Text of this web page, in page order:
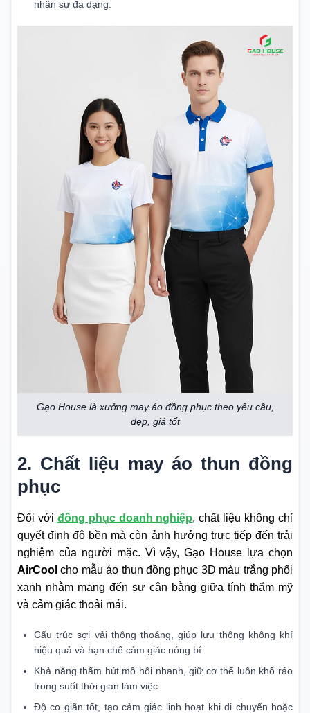
nhân sự đa dạng.
Gạo House là xưởng may áo đồng phục theo yêu cầu,
đẹp, giá tốt
2. Chất liệu may áo thun đồng
phục
Đối với đồng phục doanh nghiệp, chất liệu không chỉ
quyết định độ bền mà còn ảnh hưởng trực tiếp đến trải
nghiệm của người mặc. Vì vậy, Gạo House lựa chọn
AirCool cho mẫu áo thun đồng phục 3D màu trắng phối
xanh nhằm mang đến sự cân bằng giữa tính thẩm mỹ
và cảm giác thoải mái.
Cấu trúc sợi vải thông thoáng, giúp lưu thông không khí
hiệu quả và hạn chế cảm giác nóng bí.
Khả năng thấm hút mồ hôi nhanh, giữ cơ thể luôn khô ráo
trong suốt thời gian làm việc.
Độ co giãn tốt, tạo cảm giác linh hoạt khi di chuyển hoặc